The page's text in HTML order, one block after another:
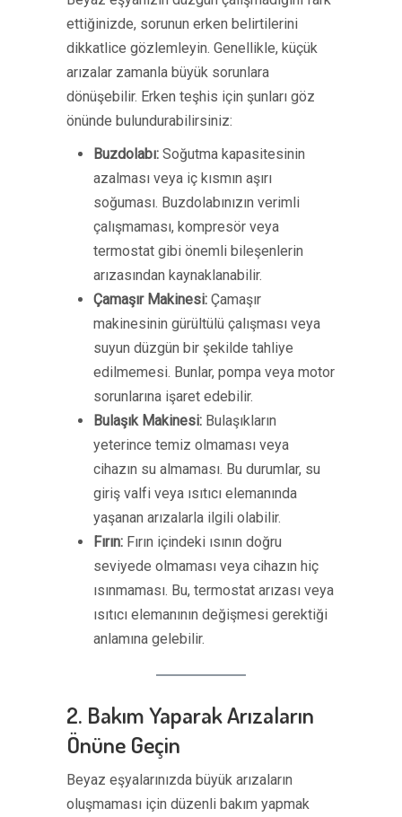
ettiğinizde, sorunun erken belirtilerini
dikkatlice gözlemleyin. Genellikle, küçük
arızalar zamanla büyük sorunlara
dönüşebilir. Erken teşhis için şunları göz
önünde bulundurabilirsiniz:
Buzdolabı: Soğutma kapasitesinin
azalması veya iç kısmın aşırı
soğuması. Buzdolabınızın verimli
çalışmaması, kompresör veya
termostat gibi önemli bileşenlerin
arızasından kaynaklanabilir.
Çamaşır Makinesi: Çamaşır
makinesinin gürültülü çalışması veya
suyun düzgün bir şekilde tahliye
edilmemesi. Bunlar, pompa veya motor
sorunlarına işaret edebilir.
Bulaşık Makinesi: Bulaşıkların
yeterince temiz olmaması veya
cihazın su almaması. Bu durumlar, su
giriş valfi veya ısıtıcı elemanında
yaşanan arızalarla ilgili olabilir.
Fırın: Fırın içindeki ısının doğru
seviyede olmaması veya cihazın hiç
ısınmaması. Bu, termostat arızası veya
ısıtıcı elemanının değişmesi gerektiği
anlamına gelebilir.
2. Bakım Yaparak Arızaların
Önüne Geçin
Beyaz eşyalarınızda büyük arızaların
oluşmaması için düzenli bakım yapmak